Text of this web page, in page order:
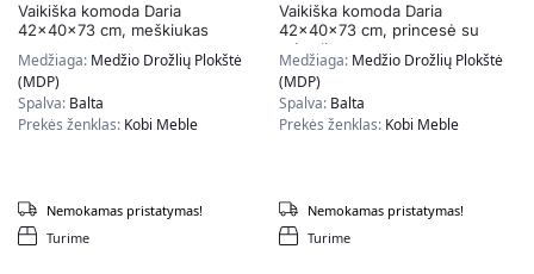
Vaikiška komoda Daria
42x40x73 cm, meškiukas
Medžiaga: Medžio Drožlių Plokštė
(MDP)
Spalva: Balta
Prekės ženklas: Kobi Meble
Turime
Nemokamas pristatymas!
Vaikiška komoda Daria
42x40x73 cm, princesė su
mėnuliu
Medžiaga: Medžio Drožlių Plokštė
(MDP)
Spalva: Balta
Prekės ženklas: Kobi Meble
Turime
Nemokamas pristatymas!